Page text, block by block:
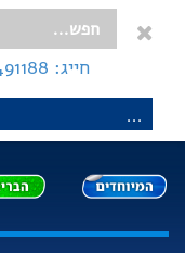
חייג: 03-5491188